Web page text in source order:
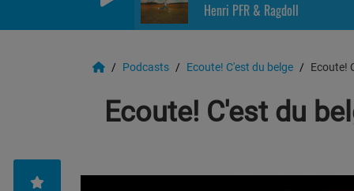
Henri PFR & Ragdoll
Podcasts Ecoute! C'est du belge Ecoute!
Ecoute! C'est du